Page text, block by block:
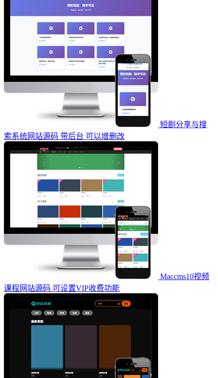
短剧分享与搜
索系统网站源码 带后台 可以增删改
Maccms10视频
课程网站源码 可设置VIP收费功能